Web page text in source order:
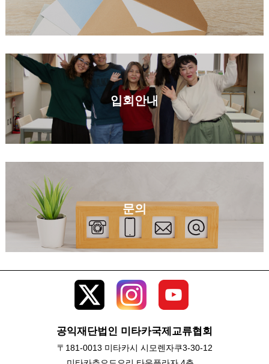
입회안내
문의
공익재단법인 미타카국제교류협회
〒181-0013 미타카시 시모렌자쿠3-30-12